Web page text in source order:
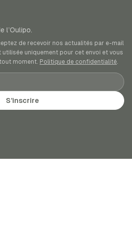
l’Oulipo.
de recevoir nos actualités par e-mail
utilisée uniquement pour cet envoi et vous
moment. Politique de confidentialité.
S’inscrire